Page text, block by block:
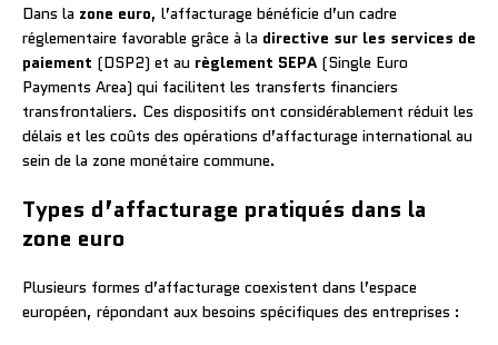
Dans la zone euro, l’affacturage bénéficie d’un cadre
réglementaire favorable grâce à la directive sur les services de
paiement (DSP2) et au règlement SEPA (Single Euro
Payments Area) qui facilitent les transferts financiers
transfrontaliers. Ces dispositifs ont considérablement réduit les
délais et les coûts des opérations d’affacturage international au
sein de la zone monétaire commune.
Types d’affacturage pratiqués dans la
zone euro
Plusieurs formes d’affacturage coexistent dans l’espace
européen, répondant aux besoins spécifiques des entreprises :